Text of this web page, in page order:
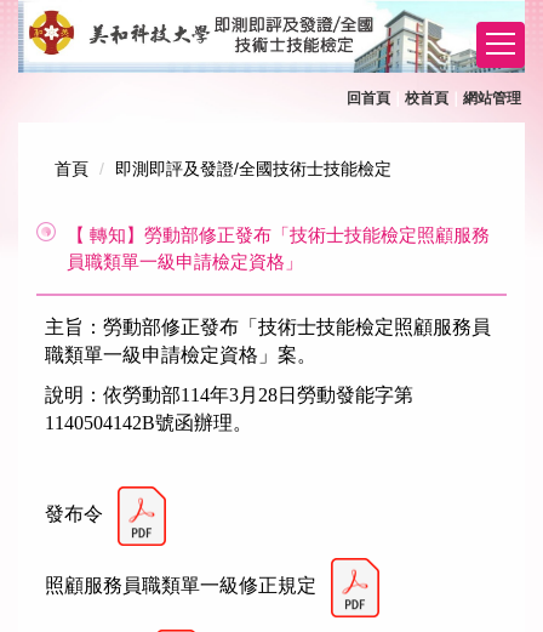
跳
到
主
回首頁 校首頁 網站管理
首頁 即測即評及發證/全國技術士技能檢定
【 轉知】勞動部修正發布「技術士技能檢定照顧服務
員職類單一級申請檢定資格」
主旨：勞動部修正發布「技術士技能檢定照顧服務員
職類單一級申請檢定資格」案。
說明：依勞動部114年3月28日勞動發能字第
1140504142B號函辦理。
發布令
照顧服務員職類單一級修正規定